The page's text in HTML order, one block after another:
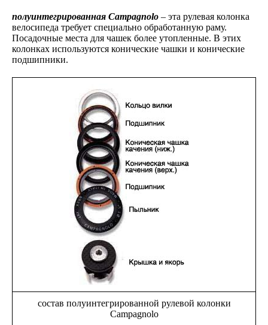
полуинтегрированная Campagnolo – эта рулевая колонка
велосипеда требует специально обработанную раму.
Посадочные места для чашек более утопленные. В этих
колонках используются конические чашки и конические
подшипники.
состав полуинтегрированной рулевой колонки
Campagnolo